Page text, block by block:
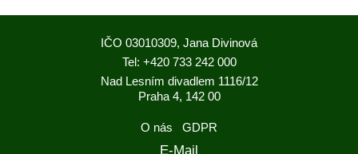
IČO 03010309, Jana Divinová
Tel: +420 733 242 000
Nad Lesním divadlem 1116/12
Praha 4, 142 00
O nás GDPR
E-Mail